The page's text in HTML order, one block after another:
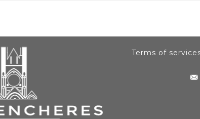
Terms of